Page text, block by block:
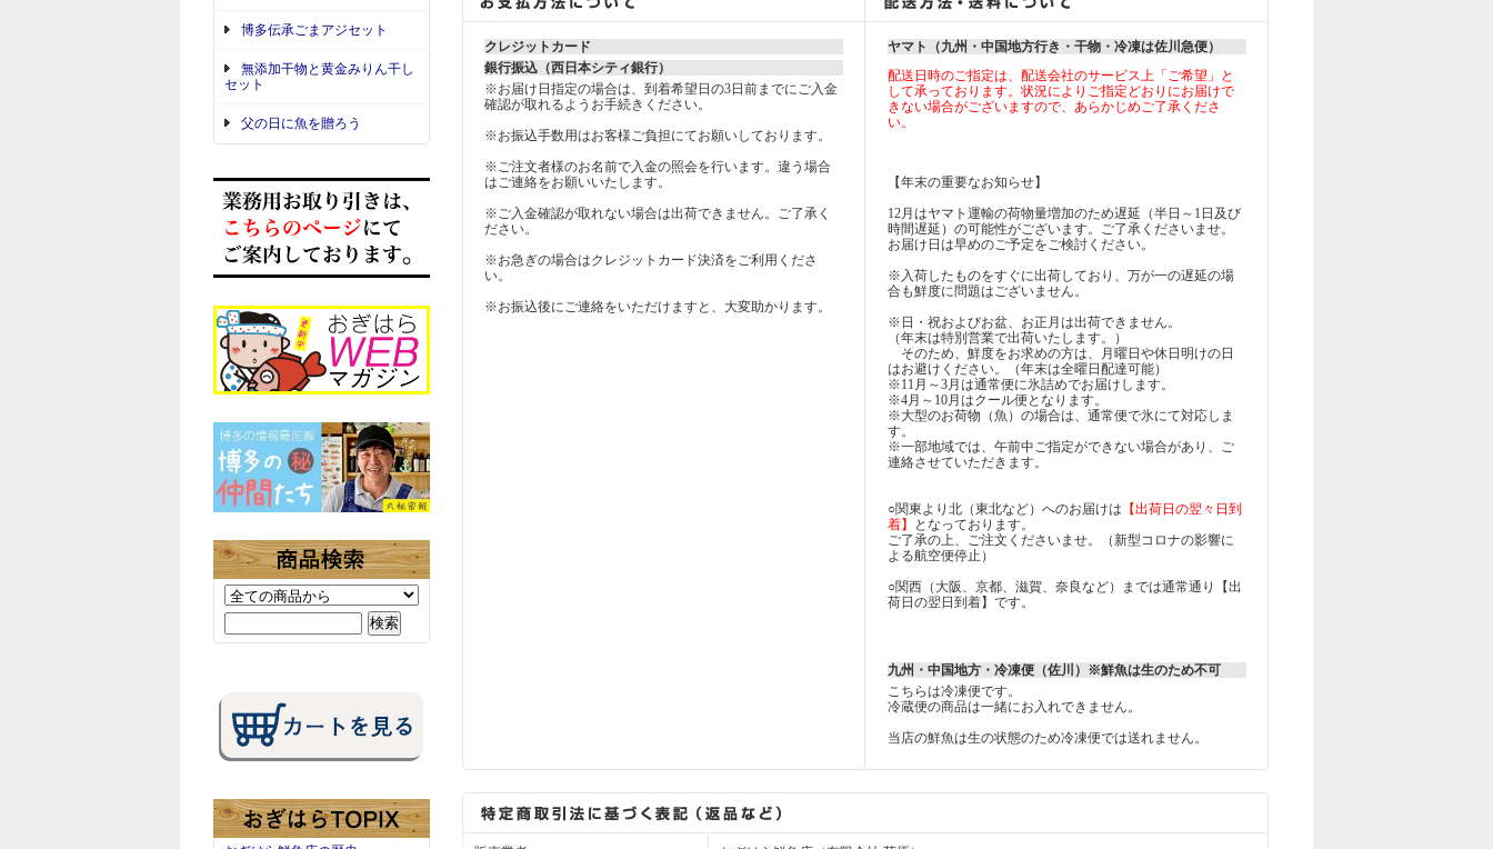
博多伝承ごまアジセット
無添加干物と黄金みりん干し
セット
父の日に魚を贈ろう
クレジットカード
銀行振込（西日本シティ銀行）
※お届け日指定の場合は、到着希望日の3日前までにご入金
確認が取れるようお手続きください。
※お振込手数用はお客様ご負担にてお願いしております。
※ご注文者様のお名前で入金の照会を行います。違う場合
はご連絡をお願いいたします。
※ご入金確認が取れない場合は出荷できません。ご了承く
ださい。
※お急ぎの場合はクレジットカード決済をご利用くださ
い。
※お振込後にご連絡をいただけますと、大変助かります。
ヤマト（九州・中国地方行き・干物・冷凍は佐川急便）
配送日時のご指定は、配送会社のサービス上「ご希望」と
して承っております。状況によりご指定どおりにお届けで
きない場合がございますので、あらかじめご了承くださ
い。
【年末の重要なお知らせ】
12月はヤマト運輸の荷物量増加のため遅延（半日～1日及び
時間遅延）の可能性がございます。ご了承くださいませ。
お届け日は早めのご予定をご検討ください。
※入荷したものをすぐに出荷しており、万が一の遅延の場
合も鮮度に問題はございません。
※日・祝およびお盆、お正月は出荷できません。
（年末は特別営業で出荷いたします。）
そのため、鮮度をお求めの方は、月曜日や休日明けの日
はお避けください。（年末は全曜日配達可能）
※11月～3月は通常便に氷詰めでお届けします。
※4月～10月はクール便となります。
※大型のお荷物（魚）の場合は、通常便で氷にて対応しま
す。
※一部地域では、午前中ご指定ができない場合があり、ご
連絡させていただきます。
○関東より北（東北など）へのお届けは 【出荷日の翌々日到
着】
となっております。
ご了承の上、ご注文くださいませ。（新型コロナの影響に
よる航空便停止）
○関西（大阪、京都、滋賀、奈良など）までは通常通り【出
荷日の翌日到着】です。
九州・中国地方・冷凍便（佐川）※鮮魚は生のため不可
こちらは冷凍便です。
冷蔵便の商品は一緒にお入れできません。
当店の鮮魚は生の状態のため冷凍便では送れません。